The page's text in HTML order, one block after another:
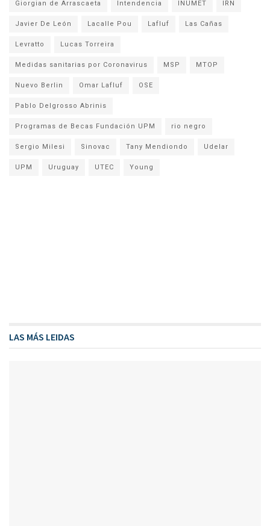
Giorgian de Arrascaeta Intendencia INUMET IRN
Javier De León Lacalle Pou Lafluf Las Cañas
Levratto Lucas Torreira
Medidas sanitarias por Coronavirus MSP MTOP
Nuevo Berlin Omar Lafluf OSE
Pablo Delgrosso Abrinis
Programas de Becas Fundación UPM rio negro
Sergio Milesi Sinovac Tany Mendiondo Udelar
UPM Uruguay UTEC Young
LAS MÁS LEIDAS